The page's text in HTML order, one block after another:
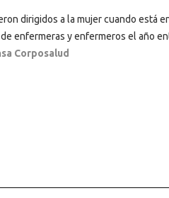
dirigidos a la mujer cuando está
enfermeras y enfermeros el año
Corposalud